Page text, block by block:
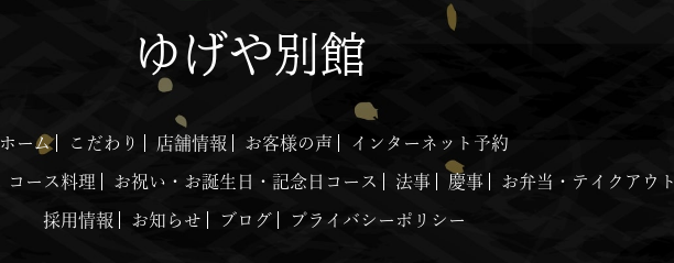
ゆげや別館
ホーム こだわり 店舗情報 お客様の声 インターネット予約
コース料理 お祝い・お誕生日・記念日コース 法事 慶事 お弁当・テイクアウト
採用情報 お知らせ ブログ プライバシーポリシー